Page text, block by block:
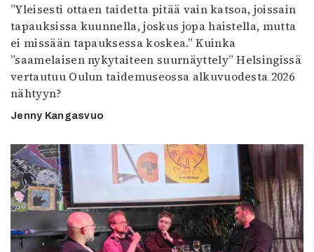
”Yleisesti ottaen taidetta pitää vain katsoa, joissain
tapauksissa kuunnella, joskus jopa haistella, mutta
ei missään tapauksessa koskea.” Kuinka
”saamelaisen nykytaiteen suurnäyttely” Helsingissä
vertautuu Oulun taidemuseossa alkuvuodesta 2026
nähtyyn?
Jenny Kangasvuo